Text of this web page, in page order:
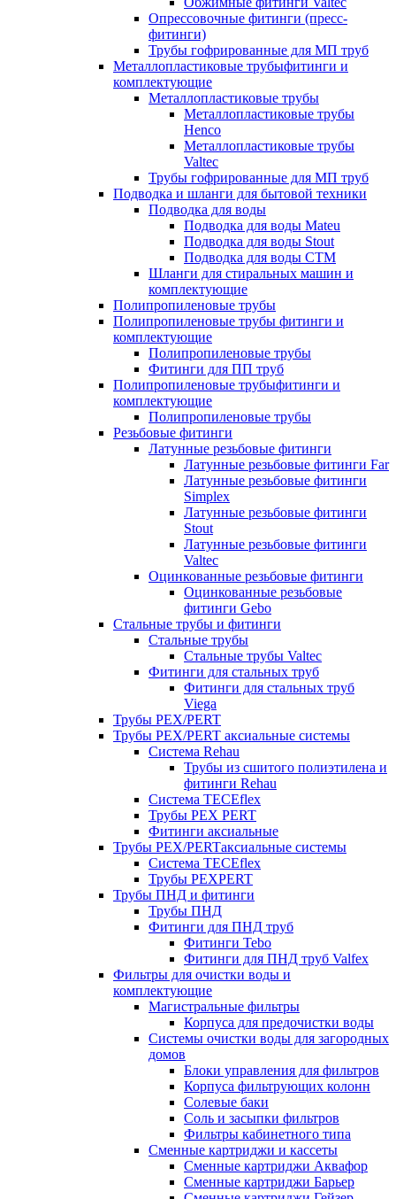
Опрессовочные фитинги (пресс-
фитинги)
Трубы гофрированные для МП труб
Металлопластиковые трубыфитинги и
комплектующие
Металлопластиковые трубы
Металлопластиковые трубы
Henco
Металлопластиковые трубы
Valtec
Трубы гофрированные для МП труб
Подводка и шланги для бытовой техники
Подводка для воды
Подводка для воды Mateu
Подводка для воды Stout
Подводка для воды СТМ
Шланги для стиральных машин и
комплектующие
Полипропиленовые трубы
Полипропиленовые трубы фитинги и
комплектующие
Полипропиленовые трубы
Фитинги для ПП труб
Полипропиленовые трубыфитинги и
комплектующие
Полипропиленовые трубы
Резьбовые фитинги
Латунные резьбовые фитинги
Латунные резьбовые фитинги Far
Латунные резьбовые фитинги
Simplex
Латунные резьбовые фитинги
Stout
Латунные резьбовые фитинги
Valtec
Оцинкованные резьбовые фитинги
Оцинкованные резьбовые
фитинги Gebo
Стальные трубы и фитинги
Стальные трубы
Стальные трубы Valtec
Фитинги для стальных труб
Фитинги для стальных труб
Viega
Трубы PEX/PERT
Трубы PEX/PERT аксиальные системы
Система Rehau
Трубы из сшитого полиэтилена и
фитинги Rehau
Система TECEflex
Трубы PEX PERT
Фитинги аксиальные
Трубы PEX/PERTаксиальные системы
Система TECEflex
Трубы PEXPERT
Трубы ПНД и фитинги
Трубы ПНД
Фитинги для ПНД труб
Фитинги Tebo
Фитинги для ПНД труб Valfex
Фильтры для очистки воды и
комплектующие
Магистральные фильтры
Корпуса для предочистки воды
Системы очистки воды для загородных
домов
Блоки управления для фильтров
Корпуса фильтрующих колонн
Солевые баки
Соль и засыпки фильтров
Фильтры кабинетного типа
Сменные картриджи и кассеты
Сменные картриджи Аквафор
Сменные картриджи Барьер